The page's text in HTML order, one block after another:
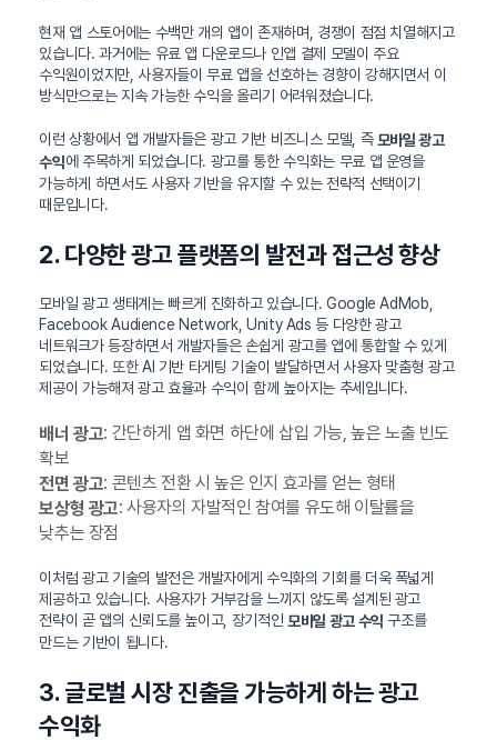
현재 앱 스토어에는 수백만 개의 앱이 존재하며, 경쟁이 점점 치열해지고
있습니다. 과거에는 유료 앱 다운로드나 인앱 결제 모델이 주요
수익원이었지만, 사용자들이 무료 앱을 선호하는 경향이 강해지면서 이
방식만으로는 지속 가능한 수익을 올리기 어려워졌습니다.
이런 상황에서 앱 개발자들은 광고 기반 비즈니스 모델, 즉모바일 광고
수익에 주목하게 되었습니다. 광고를 통한 수익화는 무료 앱 운영을
가능하게 하면서도 사용자 기반을 유지할 수 있는 전략적 선택이기
때문입니다.
2. 다양한 광고 플랫폼의 발전과 접근성 향상
모바일 광고 생태계는 빠르게 진화하고 있습니다. Google AdMob,
Facebook Audience Network, Unity Ads 등 다양한 광고
네트워크가 등장하면서 개발자들은 손쉽게 광고를 앱에 통합할 수 있게
되었습니다. 또한 AI 기반 타게팅 기술이 발달하면서 사용자 맞춤형 광고
제공이 가능해져 광고 효율과 수익이 함께 높아지는 추세입니다.
배너 광고: 간단하게 앱 화면 하단에 삽입 가능, 높은 노출 빈도
확보
전면 광고: 콘텐츠 전환 시 높은 인지 효과를 얻는 형태
보상형 광고: 사용자의 자발적인 참여를 유도해 이탈률을
낮추는 장점
이처럼 광고 기술의 발전은 개발자에게 수익화의 기회를 더욱 폭넓게
제공하고 있습니다. 사용자가 거부감을 느끼지 않도록 설계된 광고
전략이 곧 앱의 신뢰도를 높이고, 장기적인 모바일 광고 수익 구조를
만드는 기반이 됩니다.
3. 글로벌 시장 진출을 가능하게 하는 광고
수익화